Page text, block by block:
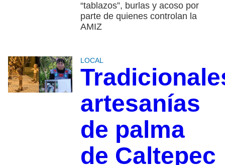
“tablazos”, burlas y acoso por
parte de quienes controlan la
AMIZ
LOCAL
artesanías
de palma
de Caltepec